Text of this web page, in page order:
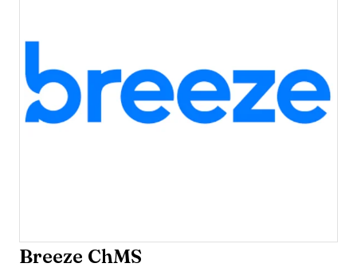
Breeze ChMS